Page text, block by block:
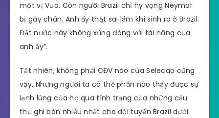
một vị Vua. Còn người Brazil chỉ hy vọng Neymar
bị gãy chân. Anh ấy thật sai lầm khi sinh ra ở Brazil.
Đất nước này không xứng đáng với tài năng của
anh ấy”.
Tất nhiên, không phải CĐV nào của Selecao cũng
vậy. Nhưng người ta có thể phần nào thấy được sự
lạnh lùng của họ qua tình trạng của những cầu
thủ ghi bàn nhiều nhất cho đội tuyển Brazil dưới